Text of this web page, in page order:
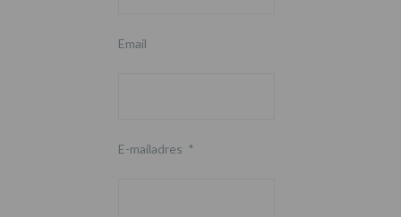
Email
E-mailadres *